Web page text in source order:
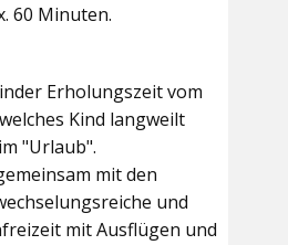
60 Minuten.
Erholungszeit vom
Kind langweilt
"Urlaub".
mit den
und
mit Ausflügen und